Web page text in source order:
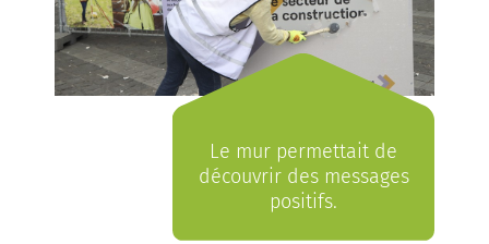
Le mur permettait de
découvrir des messages
positifs.